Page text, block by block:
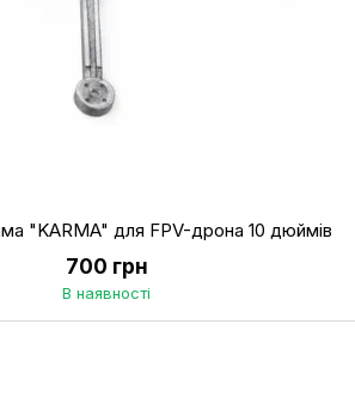
"KARMA" для FPV-дрона 10 дюймів
700 грн
В наявності